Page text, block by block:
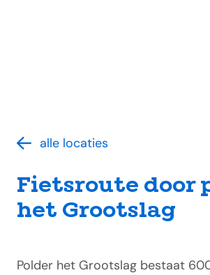
alle locaties
Fietsroute door
het Grootslag
Polder het Grootslag bestaat